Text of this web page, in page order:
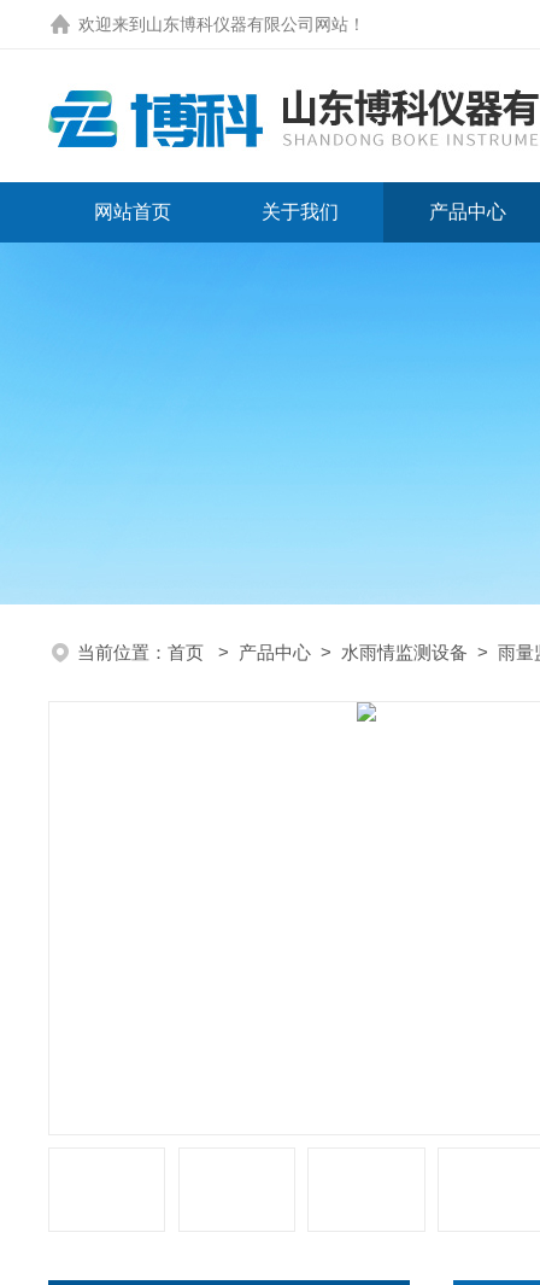
欢迎来到 山东博科仪器有限公司网站 ！
网站首页 关于我们 产品中心
当前位置： 首页 > 产品中心 > 水雨情监测设备 > 雨量